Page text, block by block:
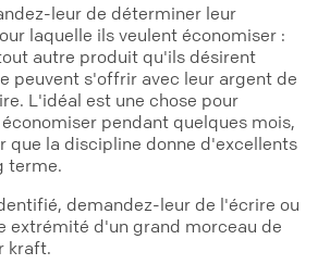
leur de déterminer leur
laquelle ils veulent économiser :
autre produit qu'ils désirent
peuvent s'offrir avec leur argent de
L'idéal est une chose pour
pendant quelques mois,
que la discipline donne d'excellents
terme.
demandez-leur de l'écrire ou
extrémité d'un grand morceau de
kraft.